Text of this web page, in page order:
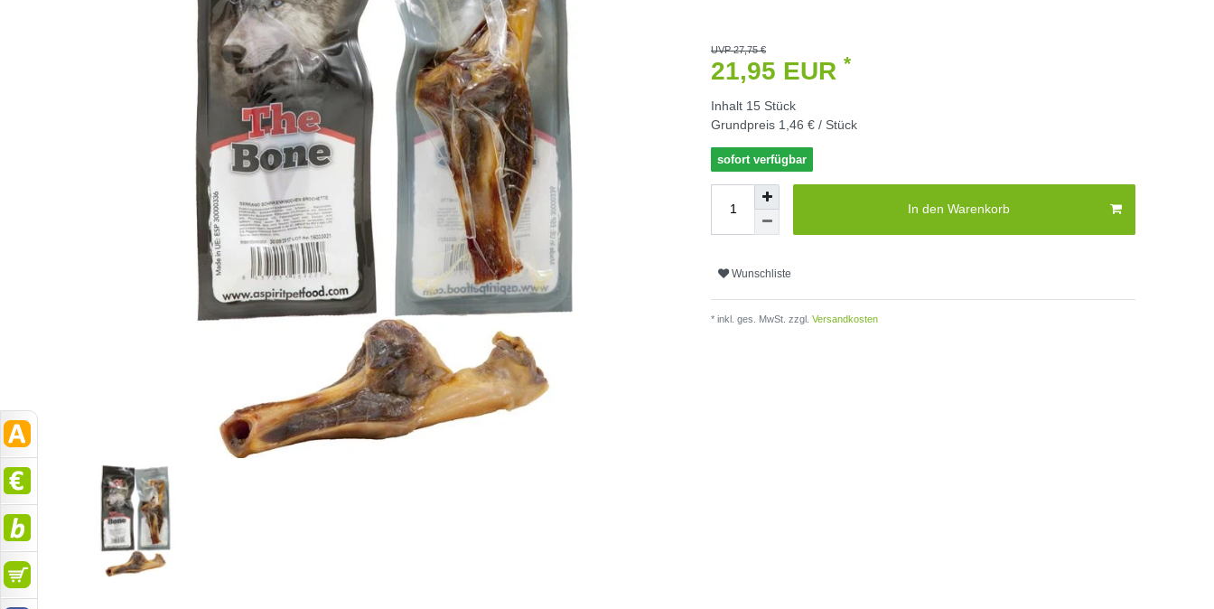
UVP 27,75 €
21,95 EUR *
Inhalt 15 Stück
Grundpreis 1,46 € / Stück
sofort verfügbar
In den Warenkorb
Wunschliste
* inkl. ges. MwSt. zzgl. Versandkosten